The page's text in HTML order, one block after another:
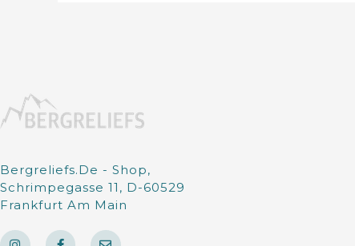
Bergreliefs.de - Shop,
Schrimpegasse 11, D-60529
Frankfurt Am Main
I
F E